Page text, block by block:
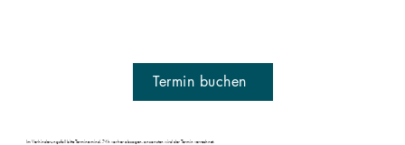
Termin buchen
Im Verhinderungsfall bitte Termine mind. 24h vorher absagen, ansonsten wird der Termin verrechnet.